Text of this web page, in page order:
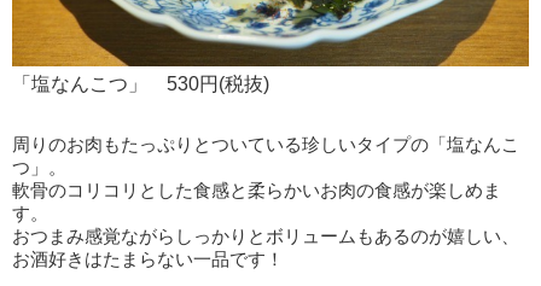
「塩なんこつ」 530円(税抜)
周りのお肉もたっぷりとついている珍しいタイプの「塩なんこ
つ」。
軟骨のコリコリとした食感と柔らかいお肉の食感が楽しめま
す。
おつまみ感覚ながらしっかりとボリュームもあるのが嬉しい、
お酒好きはたまらない一品です！